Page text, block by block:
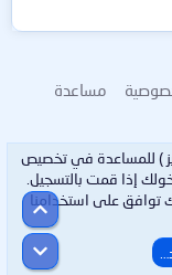
مساعدة
) للمساعدة في تخصيص
إذا قمت بالتسجيل.
توافق على استخدامناأعلى